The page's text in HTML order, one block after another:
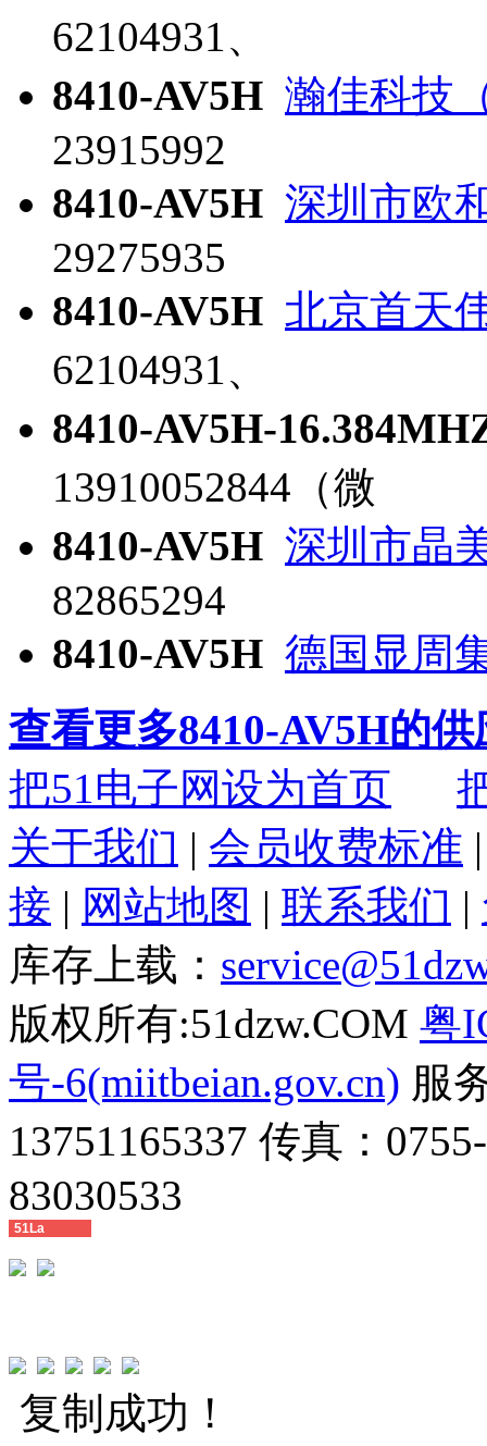
62104931、
8410-AV5H 瀚佳科技
23915992
8410-AV5H 深圳市欧
29275935
8410-AV5H 北京首天
62104931、
8410-AV5H-
13910052844（微
8410-AV5H 深圳市晶
82865294
8410-AV5H 德国显周
查看更多8410-AV5H的供
把51电子网设为首页
关于我们 | 会员收费标准
接 | 网站地图 | 联系我们 |
库存上载：
版权所有:51dzw.COM 粤
号-6(miitbeian.gov.cn) 服
13751165337 传真：
83030533
51La
复制成功！